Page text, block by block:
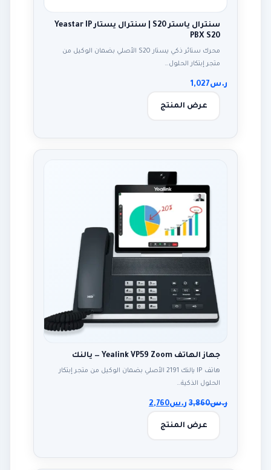
سنترال ياستر S20 | سنترال يستار Yeastar IP
PBX S20
محرك ستائر ذكي يستار S20 الأصلي بضمان الوكيل من
متجر إبتكار الحلول…
ر.س1,027
عرض المنتج
جهاز الهاتف Yealink VP59 Zoom — يالنك
هاتف IP يالنك 2191 الأصلي بضمان الوكيل من متجر إبتكار
الحلول الذكية…
ر.س3,860 ر.س2,760
عرض المنتج